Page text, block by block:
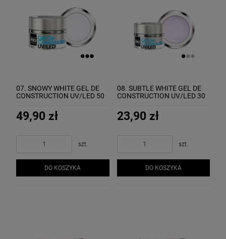
07. SNOWY WHITE GEL DE
CONSTRUCTION UV/LED 50
49,90 zł
szt.
DO KOSZYKA
08. SUBTLE WHITE GEL DE
CONSTRUCTION UV/LED 30
23,90 zł
szt.
DO KOSZYKA